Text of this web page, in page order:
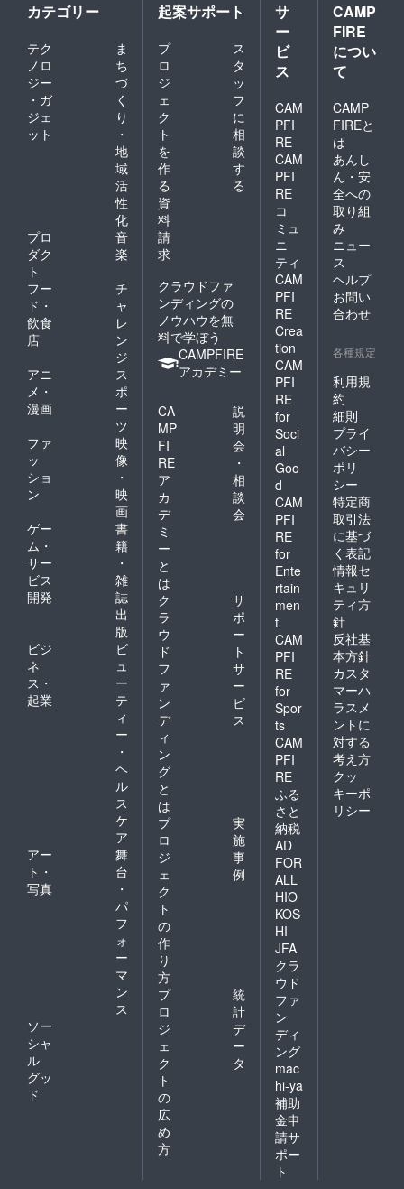
カテゴリー
テク
ノロ
ジー
・ガ
ジェ
ット
ま
ち
づ
く
り
・
地
域
活
性
化
プロ
ダク
ト
音
楽
フー
ド・
飲食
店
チ
ャ
レ
ン
ジ
アニ
メ・
漫画
ス
ポ
ー
ツ
ファ
ッ
ショ
ン
映
像
・
映
画
ゲー
ム・
サー
ビス
開発
書
籍
・
雑
誌
出
版
ビジ
ネ
ス・
起業
ビ
ュ
ー
テ
ィ
ー
・
ヘ
ル
ス
ケ
ア
アー
ト・
写真
舞
台
・
パ
フ
ォ
ー
マ
ン
ス
ソー
シャ
ル
グッ
ド
起案サポート
プ
ロ
ジ
ェ
ク
ト
を
作
る
ス
タ
ッ
フ
に
相
談
す
る
資
料
請
求
クラウドファ
ンディングの
ノウハウを無
料で学ぼう
CAMPFIRE
アカデミー
CA
MP
FI
RE
ア
カ
デ
ミ
ー
と
は
説
明
会
・
相
談
会
ク
ラ
ウ
ド
フ
ァ
ン
デ
ィ
ン
グ
と
は
サ
ポ
ー
ト
サ
ー
ビ
ス
プ
ロ
ジ
ェ
ク
ト
の
作
り
方
実
施
事
例
プ
ロ
ジ
ェ
ク
ト
の
広
め
方
統
計
デ
ー
タ
サ
ー
ビ
ス
CAM
PFI
RE
CAM
PFI
RE
コ
ミュ
ニ
ティ
CAM
PFI
RE
Crea
tion
CAM
PFI
RE
for
Soci
al
Goo
d
CAM
PFI
RE
for
Ente
rtain
men
t
CAM
PFI
RE
for
Spor
ts
CAM
PFI
RE
ふる
さと
納税
AD
FOR
ALL
HIO
KOS
HI
JFA
クラ
ウド
ファ
ン
ディ
ング
mac
hi-ya
補助
金申
請サ
ポー
ト
CAMP
FIRE
につい
て
CAMP
FIREと
は
あんし
ん・安
全への
取り組
み
ニュー
ス
ヘルプ
お問い
合わせ
各種規定
利用規
約
細則
プライ
バシー
ポリ
シー
特定商
取引法
に基づ
く表記
情報セ
キュリ
ティ方
針
反社基
本方針
カスタ
マーハ
ラスメ
ントに
対する
考え方
クッ
キーポ
リシー